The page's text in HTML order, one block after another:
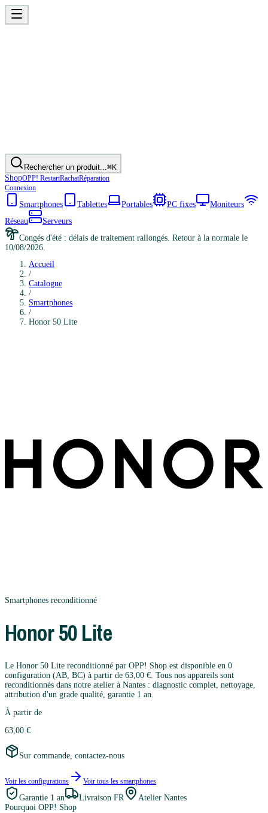
Rechercher un produit...⌘K
ShopOPP! RestartRachatRéparation
Connexion
Smartphones Tablettes Portables PC fixes
Moniteurs
Réseau
Serveurs
Congés d'été : délais de traitement rallongés. Retour à la normale le
10/08/2026.
Accueil
/
Catalogue
/
Smartphones
/
Honor 50 Lite
Smartphones reconditionné
Honor50 Lite
Le Honor 50 Lite reconditionné par OPP! Shop est disponible en 0
configuration (AB, BC) à partir de 63,00 €. Tous nos appareils sont
reconditionnés dans notre atelier à Nantes : diagnostic complet, nettoyage,
attribution d'un grade qualité, garantie 1 an.
À partir de
63,00 €
Sur commande, contactez-nous
Voir les configurations Voir tous les smartphones
Garantie 1 an Livraison FR
Atelier Nantes
Pourquoi OPP! Shop